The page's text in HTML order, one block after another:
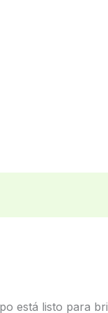
está listo para